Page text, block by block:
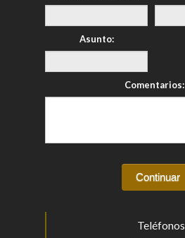
Asunto:
Comentarios:
Teléfonos